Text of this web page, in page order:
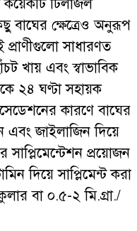
কয়েকটি টিলাজল
বাঘের ক্ষেত্রেও অনুরূপ
প্রাণীগুলো সাধারণত
খায় এবং স্বাভাবিক
২৪ ঘণ্টা সহায়ক
কারণে বাঘের
এবং জাইলাজিন দিয়ে
সাপ্লিমেন্টেশন প্রয়োজন
দিয়ে সাপ্লিমেন্ট করা
বা ০.৫-২ মি.গ্রা./